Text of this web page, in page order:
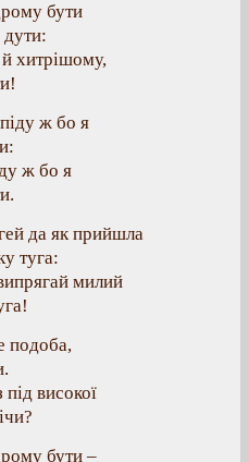
бути
хитрішому,
ж бо я
ж бо я
да як прийшла
туга:
милий
подоба,
високої
бути –